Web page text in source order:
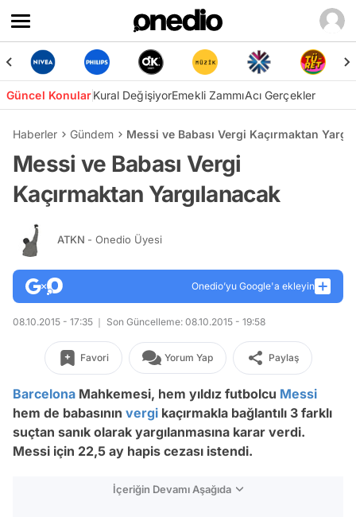
Güncel KonularKural DeğişiyorEmekli ZammıAcı Gerçekler
Haberler Gündem Messi ve Babası Vergi Kaçırmaktan
Messi ve Babası Vergi
Kaçırmaktan Yargılanacak
ATKN - Onedio Üyesi
Onedio’yu Google'a ekleyin
08.10.2015 - 17:35 Son Güncelleme: 08.10.2015 - 19:58
Favori Yorum Yap Paylaş
Barcelona Mahkemesi, hem yıldız futbolcu Messi
hem de babasının vergi kaçırmakla bağlantılı 3 farklı
suçtan sanık olarak yargılanmasına karar verdi.
Messi için 22,5 ay hapis cezası istendi.
İçeriğin Devamı Aşağıda